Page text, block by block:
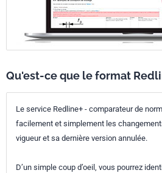
Qu'est-ce que le format
Le service Redline+ - comparateur de
facilement et simplement les
vigueur et sa dernière version annulée.
D’un simple coup d’oeil, vous pourrez